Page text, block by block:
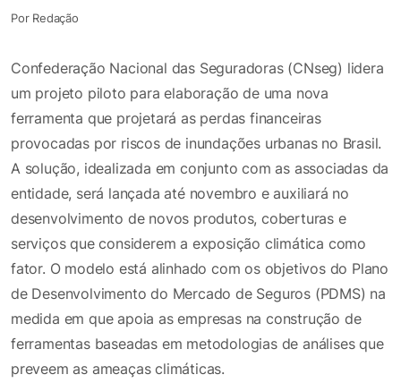
Por Redação
Confederação Nacional das Seguradoras (CNseg) lidera
um projeto piloto para elaboração de uma nova
ferramenta que projetará as perdas financeiras
provocadas por riscos de inundações urbanas no Brasil.
A solução, idealizada em conjunto com as associadas da
entidade, será lançada até novembro e auxiliará no
desenvolvimento de novos produtos, coberturas e
serviços que considerem a exposição climática como
fator. O modelo está alinhado com os objetivos do Plano
de Desenvolvimento do Mercado de Seguros (PDMS) na
medida em que apoia as empresas na construção de
ferramentas baseadas em metodologias de análises que
preveem as ameaças climáticas.